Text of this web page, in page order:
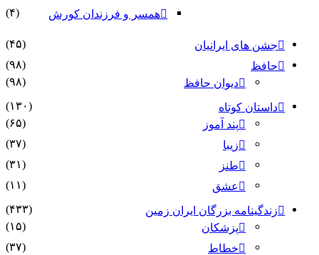
همسر و فرزندان کورش
(۴)
جشن های ایرانیان
(۴۵)
حافظ
(۹۸)
دیوان حافظ
(۹۸)
داستان کوتاه
(۱۳۰)
پند آموز
(۶۵)
زیبا
(۳۷)
طنز
(۳۱)
عشق
(۱۱)
زندگینامه بزرگان ایران زمین
(۴۳۳)
پزشکان
(۱۵)
خطاط
(۳۷)